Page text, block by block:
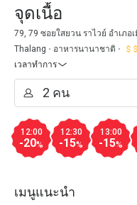
จุดเนื้อ
79, 79 ซอยใสยวน ราไวย์ อำเภอ
Thalang
อาหารนานาชาติ
เวลาทำการ
12:00
-20%
12:30
-15%
13:00
-15%
เมนูแนะนำ